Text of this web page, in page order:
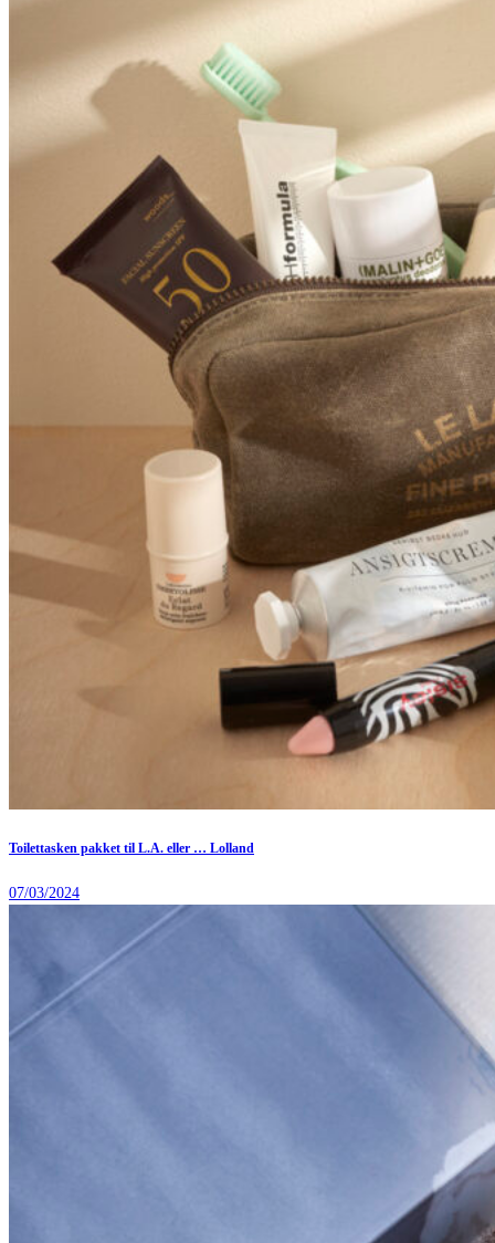
Toilettasken pakket til L.A. eller … Lolland
07/03/2024